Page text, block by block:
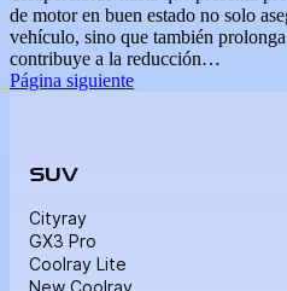
de motor en buen estado no solo
vehículo, sino que también
contribuye a la reducción…
Página siguiente
SUV
Cityray
GX3 Pro
Coolray Lite